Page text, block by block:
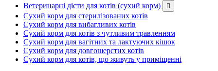
Ветеринарні дієти для котів (сухий корм)

Сухий корм для стерилізованих котів
Сухий корм для вибагливих котів
Сухий корм для котів з чутливим травленням
Сухий корм для вагітних та лактуючих кішок
Сухий корм для довгошерстих котів
Сухий корм для котів, що живуть у приміщенні